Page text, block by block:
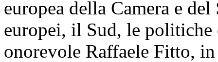
europea della Camera e
europei, il Sud, le
onorevole Raffaele Fitto,